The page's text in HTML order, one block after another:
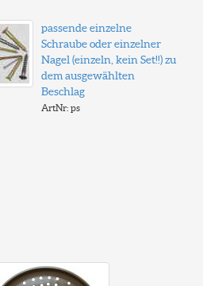
passende einzelne
Schraube oder einzelner
Nagel (einzeln, kein Set!!) zu
dem ausgewählten
Beschlag
ArtNr: ps